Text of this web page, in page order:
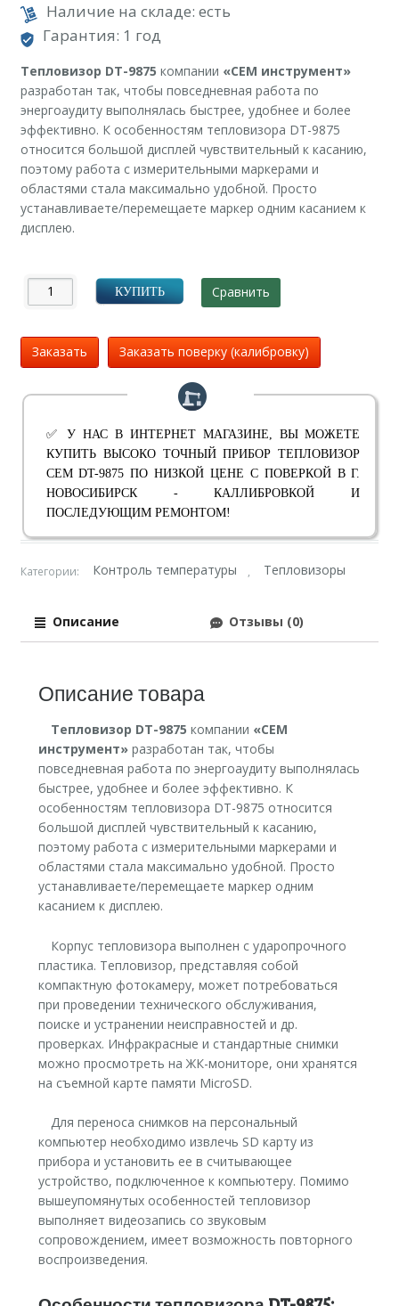
Наличие на складе: есть
Гарантия: 1 год
Тепловизор DT-9875 компании «CEM инструмент»
разработан так, чтобы повседневная работа по
энергоаудиту выполнялась быстрее, удобнее и более
эффективно. К особенностям тепловизора DT-9875
относится большой дисплей чувствительный к касанию,
поэтому работа с измерительными маркерами и
областями стала максимально удобной. Просто
устанавливаете/перемещаете маркер одним касанием к
дисплею.
КУПИТЬ Сравнить
Заказать Заказать поверку (калибровку)
✅ У НАС В ИНТЕРНЕТ МАГАЗИНЕ, ВЫ МОЖЕТЕ
КУПИТЬ ВЫСОКО ТОЧНЫЙ ПРИБОР ТЕПЛОВИЗОР
CEM DT-9875 ПО НИЗКОЙ ЦЕНЕ С ПОВЕРКОЙ В Г.
НОВОСИБИРСК - КАЛЛИБРОВКОЙ И
ПОСЛЕДУЮЩИМ РЕМОНТОМ!
Категории: Контроль температуры , Тепловизоры
Описание Отзывы (0)
Описание товара
Тепловизор DT-9875 компании «CEM
инструмент»разработан так, чтобы
повседневная работа по энергоаудиту выполнялась
быстрее, удобнее и более эффективно. К
особенностям тепловизора DT-9875 относится
большой дисплей чувствительный к касанию,
поэтому работа с измерительными маркерами и
областями стала максимально удобной. Просто
устанавливаете/перемещаете маркер одним
касанием к дисплею.
Корпус тепловизора выполнен с ударопрочного
пластика. Тепловизор, представляя собой
компактную фотокамеру, может потребоваться
при проведении технического обслуживания,
поиске и устранении неисправностей и др.
проверках. Инфракрасные и стандартные снимки
можно просмотреть на ЖК-мониторе, они хранятся
на съемной карте памяти MicroSD.
Для переноса снимков на персональный
компьютер необходимо извлечь SD карту из
прибора и установить ее в считывающее
устройство, подключенное к компьютеру. Помимо
вышеупомянутых особенностей тепловизор
выполняет видеозапись со звуковым
сопровождением, имеет возможность повторного
воспроизведения.